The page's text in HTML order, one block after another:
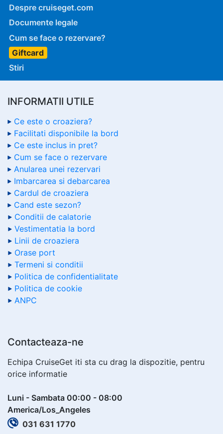
Despre cruiseget.com
Documente legale
Cum se face o rezervare?
Giftcard
Stiri
INFORMATII UTILE
Ce este o croaziera?
Facilitati disponibile la bord
Ce este inclus in pret?
Cum se face o rezervare
Anularea unei rezervari
Imbarcarea si debarcarea
Cardul de croaziera
Cand este sezon?
Conditii de calatorie
Vestimentatia la bord
Linii de croaziera
Orase port
Termeni si conditii
Politica de confidentialitate
Politica de cookie
ANPC
Contacteaza-ne
Echipa CruiseGet iti sta cu drag la dispozitie, pentru
orice informatie
Luni - Sambata 00:00 - 08:00
America/Los_Angeles
031 631 1770